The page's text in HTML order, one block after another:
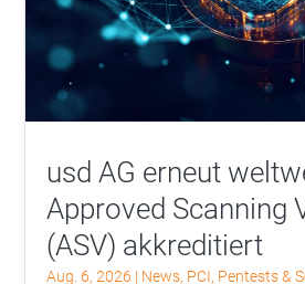
usd AG erneut
Approved Scanning
(ASV) akkreditiert
Aug. 6, 2026 | News, PCI, Pentests &